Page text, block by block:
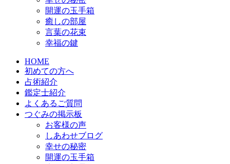
開運の玉手箱
癒しの部屋
言葉の花束
幸福の鍵
HOME
初めての方へ
占術紹介
鑑定士紹介
よくあるご質問
つぐみの掲示板
お客様の声
しあわせブログ
幸せの秘密
開運の玉手箱